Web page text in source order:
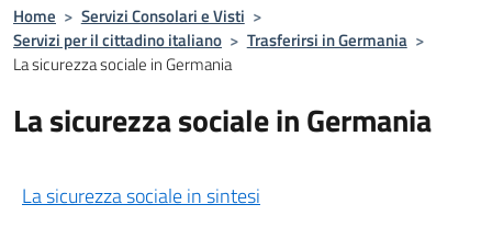
Home > Servizi Consolari e Visti >
Servizi per il cittadino italiano > Trasferirsi in Germania >
La sicurezza sociale in Germania
La sicurezza sociale in Germania
La sicurezza sociale in sintesi